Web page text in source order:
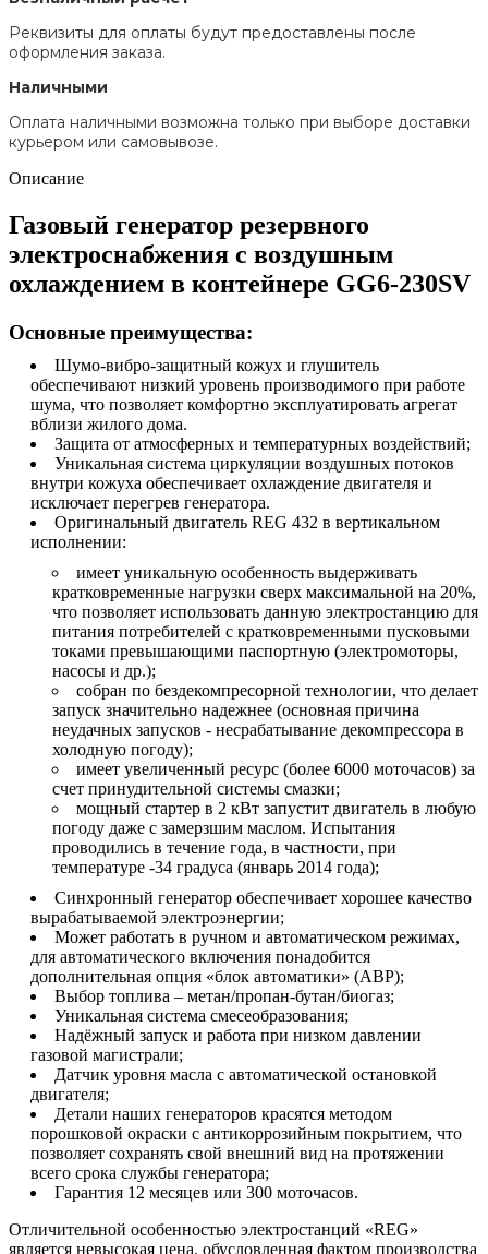
Реквизиты для оплаты будут предоставлены после
оформления заказа.
Наличными
Оплата наличными возможна только при выборе доставки
курьером или самовывозе.
Описание
Газовый генератор резервного
электроснабжения с воздушным
охлаждением в контейнере GG6-230SV
Основные преимущества:
Шумо-вибро-защитный кожух и глушитель
обеспечивают низкий уровень производимого при работе
шума, что позволяет комфортно эксплуатировать агрегат
вблизи жилого дома.
Защита от атмосферных и температурных воздействий;
Уникальная система циркуляции воздушных потоков
внутри кожуха обеспечивает охлаждение двигателя и
исключает перегрев генератора.
Оригинальный двигатель REG 432 в вертикальном
исполнении:
имеет уникальную особенность выдерживать
кратковременные нагрузки сверх максимальной на 20%,
что позволяет использовать данную электростанцию для
питания потребителей с кратковременными пусковыми
токами превышающими паспортную (электромоторы,
насосы и др.);
собран по бездекомпресорной технологии, что делает
запуск значительно надежнее (основная причина
неудачных запусков - несрабатывание декомпрессора в
холодную погоду);
имеет увеличенный ресурс (более 6000 моточасов) за
счет принудительной системы смазки;
мощный стартер в 2 кВт запустит двигатель в любую
погоду даже с замерзшим маслом. Испытания
проводились в течение года, в частности, при
температуре -34 градуса (январь 2014 года);
Синхронный генератор обеспечивает хорошее качество
вырабатываемой электроэнергии;
Может работать в ручном и автоматическом режимах,
для автоматического включения понадобится
дополнительная опция «блок автоматики» (АВР);
Выбор топлива – метан/пропан-бутан/биогаз;
Уникальная система смесеобразования;
Надёжный запуск и работа при низком давлении
газовой магистрали;
Датчик уровня масла с автоматической остановкой
двигателя;
Детали наших генераторов красятся методом
порошковой окраски с антикоррозийным покрытием, что
позволяет сохранять свой внешний вид на протяжении
всего срока службы генератора;
Гарантия 12 месяцев или 300 моточасов.
Отличительной особенностью электростанций «REG»
является невысокая цена, обусловленная фактом производства